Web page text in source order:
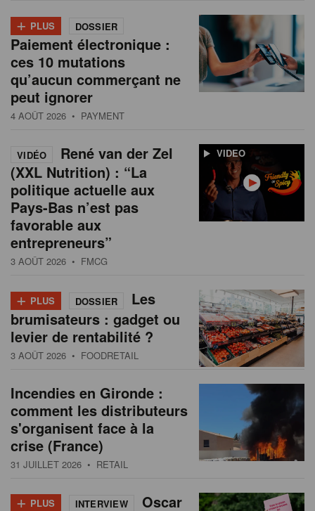
+ PLUS DOSSIER
Paiement électronique :
ces 10 mutations
qu’aucun commerçant ne
peut ignorer
4 AOÛT 2026 • PAYMENT
VIDEO
VIDÉO
René van der Zel
(XXL Nutrition) : “La
politique actuelle aux
Pays-Bas n’est pas
favorable aux
entrepreneurs”
3 AOÛT 2026 • FMCG
+ PLUS DOSSIER
Les
brumisateurs : gadget ou
levier de rentabilité ?
3 AOÛT 2026 • FOODRETAIL
Incendies en Gironde :
comment les distributeurs
s'organisent face à la
crise (France)
31 JUILLET 2026 • RETAIL
+ PLUS INTERVIEW Oscar